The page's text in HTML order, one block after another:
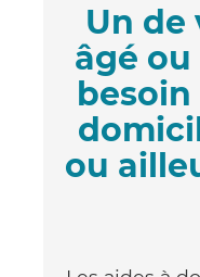
Un de
âgé
besoin
ou